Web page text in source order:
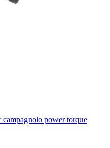
campagnolo power torque